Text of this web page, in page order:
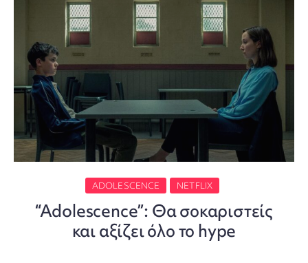
ADOLESCENCE NETFLIX
“Adolescence”: Θα σοκαριστείς
και αξίζει όλο το hype